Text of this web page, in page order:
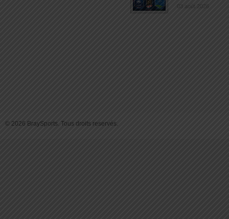
03 août 2026
© 2026 BraySports. Tous droits reservés.